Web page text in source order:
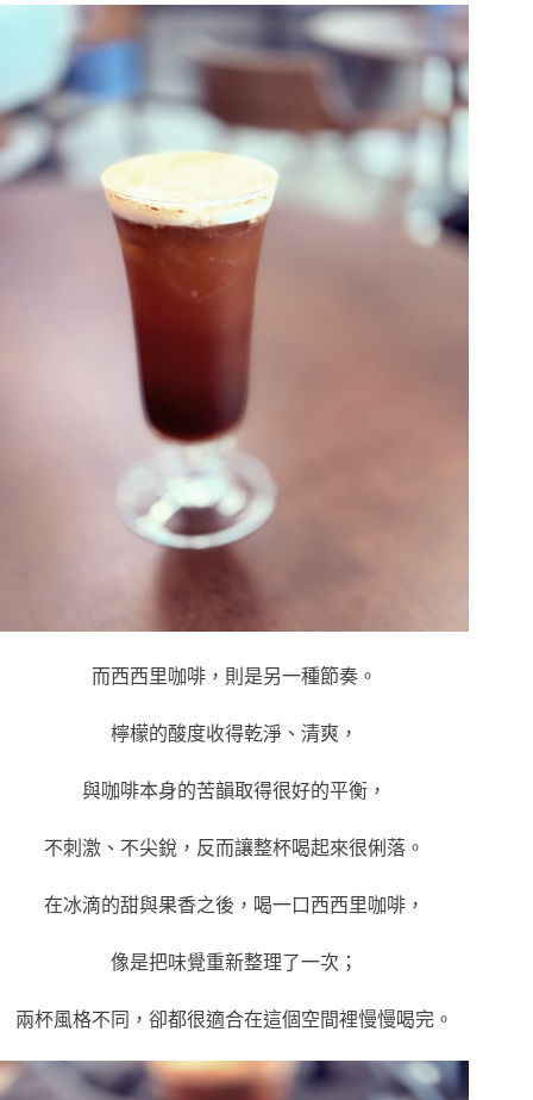
而西西里咖啡，則是另一種節奏。
檸檬的酸度收得乾淨、清爽，
與咖啡本身的苦韻取得很好的平衡，
不刺激、不尖銳，反而讓整杯喝起來很俐落。
在冰滴的甜與果香之後，喝一口西西里咖啡，
像是把味覺重新整理了一次；
兩杯風格不同，卻都很適合在這個空間裡慢慢喝完。